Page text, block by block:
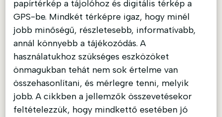
papírtérkép a tájolóhoz és digitális térkép a
GPS-be. Mindkét térképre igaz, hogy minél
jobb minőségű, részletesebb, informatívabb,
annál könnyebb a tájékozódás. A
használatukhoz szükséges eszközöket
önmagukban tehát nem sok értelme van
összehasonlítani, és mérlegre tenni, melyik
jobb. A cikkben a jellemzők összevetésekor
feltételezzük, hogy mindkettő esetében jó